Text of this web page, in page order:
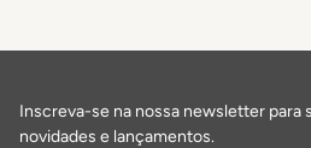
Inscreva-se na nossa newsletter para
novidades e lançamentos.